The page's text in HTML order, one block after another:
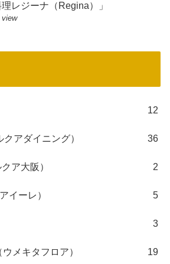
理レジーナ（Regina）」
view
12
アダイニング） 36
ア大阪） 2
イーレ） 5
3
メキタフロア） 19